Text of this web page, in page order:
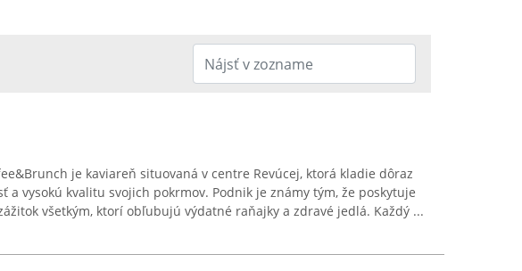
je kaviareň situovaná v centre Revúcej, ktorá kladie dôraz
a vysokú kvalitu svojich pokrmov. Podnik je známy tým, že poskytuje
všetkým, ktorí obľubujú výdatné raňajky a zdravé jedlá. Každý ...